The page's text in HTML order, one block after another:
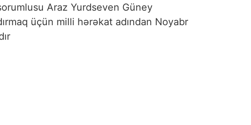
Araz Yurdseven Güney
üçün milli hərəkat adından Noyabr